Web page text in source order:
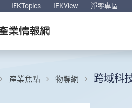
IEKTopics IEKView 淨零專區
產業焦點 物聯網 跨域科